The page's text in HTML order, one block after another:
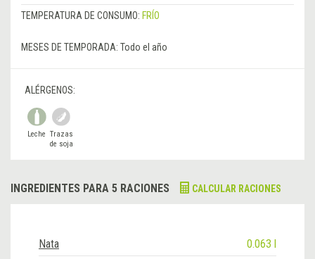
TEMPERATURA DE CONSUMO: FRÍO
MESES DE TEMPORADA: Todo el año
ALÉRGENOS:
Leche Trazas
de soja
INGREDIENTES PARA 5 RACIONES CALCULAR RACIONES
Nata
0.063 l